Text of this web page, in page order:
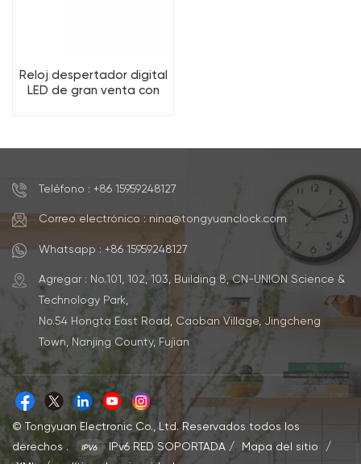
Reloj despertador digital
LED de gran venta con
Teléfono : +86 15959248127
Correo electrónico : nina@tongyuanclock.com
Whatsapp : +86 15959248127
Agregar : No.101, 102, 103, Building 8, CN-UNION Science &
Technology Park,
No.54 Hongta East Road, Caoban Village, Jingcheng
Town, Nanjing County, Fujian
© Tongyuan Electronic Co., Ltd. Reservados todos los
derechos .
IPv6 RED SOPORTADA/ Mapa del sitio
/